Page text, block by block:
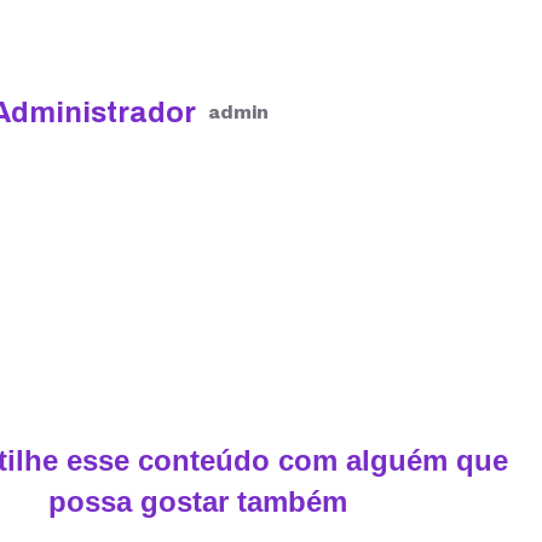
admin
esse conteúdo com alguém que
possa gostar também